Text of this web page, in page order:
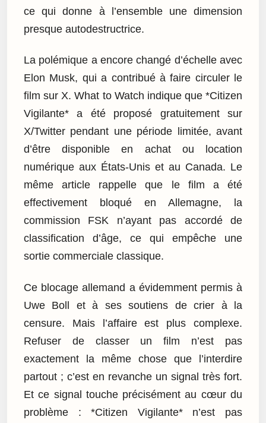
ce qui donne à l’ensemble une dimension
presque autodestructrice.
La polémique a encore changé d’échelle avec
Elon Musk, qui a contribué à faire circuler le
film sur X. What to Watch indique que *Citizen
Vigilante* a été proposé gratuitement sur
X/Twitter pendant une période limitée, avant
d’être disponible en achat ou location
numérique aux États-Unis et au Canada. Le
même article rappelle que le film a été
effectivement bloqué en Allemagne, la
commission FSK n’ayant pas accordé de
classification d’âge, ce qui empêche une
sortie commerciale classique.
Ce blocage allemand a évidemment permis à
Uwe Boll et à ses soutiens de crier à la
censure. Mais l’affaire est plus complexe.
Refuser de classer un film n’est pas
exactement la même chose que l’interdire
partout ; c’est en revanche un signal très fort.
Et ce signal touche précisément au cœur du
problème : *Citizen Vigilante* n’est pas